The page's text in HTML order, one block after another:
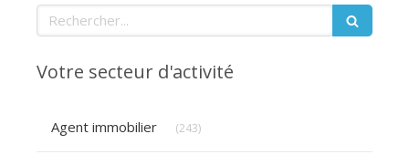
Rechercher
Votre secteur d'activité
Agent immobilier (243)